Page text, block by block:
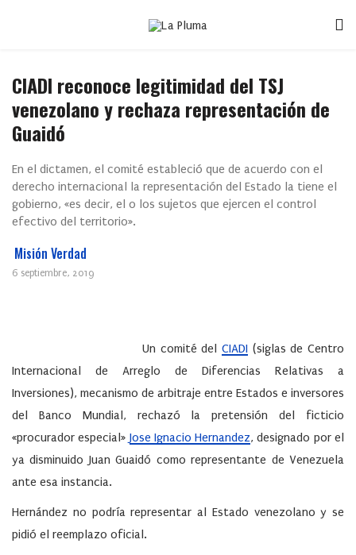
CIADI reconoce legitimidad del TSJ
venezolano y rechaza representación de
Guaidó
En el dictamen, el comité estableció que de acuerdo con el
derecho internacional la representación del Estado la tiene el
gobierno, «es decir, el o los sujetos que ejercen el control
efectivo del territorio».
Misión Verdad
6 septiembre, 2019
Un comité del CIADI (siglas de Centro
Internacional de Arreglo de Diferencias Relativas a
Inversiones), mecanismo de arbitraje entre Estados e inversores
del Banco Mundial, rechazó la pretensión del ficticio
«procurador especial» Jose Ignacio Hernandez, designado por el
ya disminuido Juan Guaidó como representante de Venezuela
ante esa instancia.
Hernández no podría representar al Estado venezolano y se
pidió el reemplazo oficial.